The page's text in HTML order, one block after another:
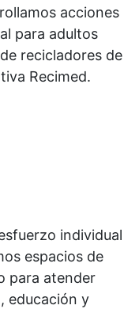
acciones
para adultos
recicladores de
Recimed.
individual
espacios de
para atender
educación y